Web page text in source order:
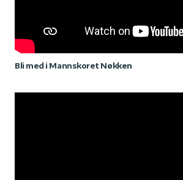
Bli med i Mannskoret Nøkken